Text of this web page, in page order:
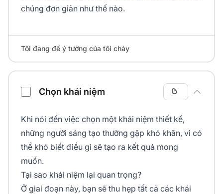
chúng đơn giản như thế nào.
Tôi đang để ý tưởng của tôi chảy
Chọn khái niệm
Khi nói đến việc chọn một khái niệm thiết kế,
những người sáng tạo thường gặp khó khăn, vì có
thể khó biết điều gì sẽ tạo ra kết quả mong
muốn.
Tại sao khái niệm lại quan trọng?
Ở giai đoạn này, bạn sẽ thu hẹp tất cả các khái